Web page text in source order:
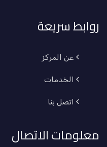
روابط سريعة
عن المركز
الخدمات
اتصل بنا
معلومات الاتصال